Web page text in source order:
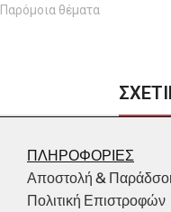
Παρόμοια θέματα
ΠΛΗΡΟΦΟΡΙΕΣ
Αποστολή &
Πολιτική Επιστροφών